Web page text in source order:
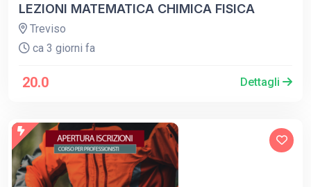
LEZIONI MATEMATICA CHIMICA FISICA
Treviso
ca 3 giorni fa
20.0 Dettagli